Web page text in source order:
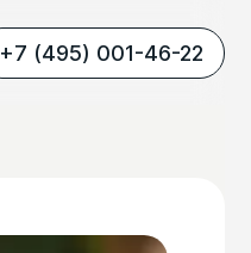
+7 (495) 001-46-22